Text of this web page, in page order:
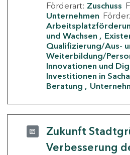
Förderart: Zuschuss
Unternehmen
und Wachsen
Qualifizierung/Aus-
Weiterbildung/
Innovationen und
Investitionen in
Beratung
Zukunft
Verbesserung